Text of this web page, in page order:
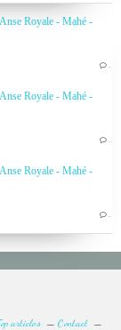
Royale - Mahé -
…
Royale - Mahé -
…
Royale - Mahé -
…
articles Contact